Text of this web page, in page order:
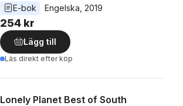
E-bok
Engelska 2019
254 kr
Lägg till
Läs direkt efter köp
Lonely Planet Best of South